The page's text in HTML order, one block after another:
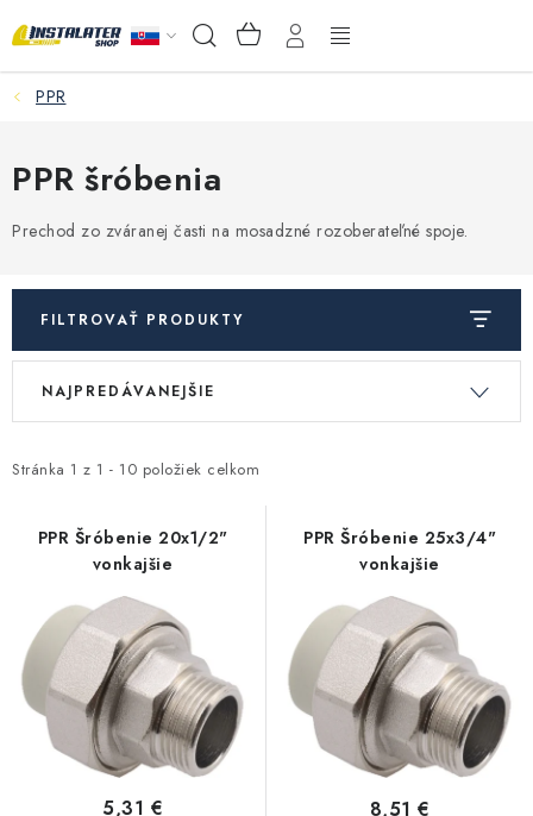
na
Hľadať NÁKUPNÝ
KOŠÍK
Inštalačný materiál
Podlahové kúrenie
Ventily a armatúry
Meranie a regulácia
Kúrenie a chladenie
Komíny a dymovody
Čerpadlá a vodárne
Filtrovanie a úprava vody
Záhrada a závlaha
VEĽKOOBCHOD
AKO VYBRAŤ?
PREDAJŇA - RAKOVÁ
PPR
PPR šróbenia
Prechod zo zváranej časti na mosadzné rozoberateľné spoje.
FILTROVAŤ PRODUKTY
V
i
d
u
k
Stránka 1 z 1 - 10 položiek celkom
R
e
o
d
NAJPREDÁVANEJŠIE
PPR Šróbenie 20x1/2"
vonkajšie
5,31 €
PPR Šróbenie 25x3/4"
vonkajšie
8,51 €